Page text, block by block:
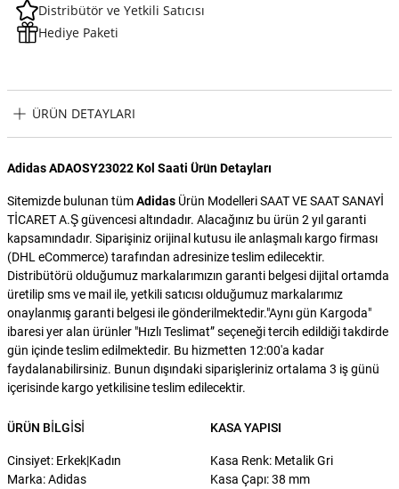
Distribütör ve Yetkili Satıcısı
Hediye Paketi
ÜRÜN DETAYLARI
Adidas ADAOSY23022 Kol Saati Ürün Detayları
Sitemizde bulunan tümAdidas Ürün Modelleri SAAT VE SAAT SANAYİ
TİCARET A.Ş güvencesi altındadır. Alacağınız bu ürün 2 yıl garanti
kapsamındadır. Siparişiniz orijinal kutusu ile anlaşmalı kargo firması
(DHL eCommerce) tarafından adresinize teslim edilecektir.
Distribütörü olduğumuz markalarımızın garanti belgesi dijital ortamda
üretilip sms ve mail ile, yetkili satıcısı olduğumuz markalarımız
onaylanmış garanti belgesi ile gönderilmektedir."Aynı gün Kargoda"
ibaresi yer alan ürünler "Hızlı Teslimat” seçeneği tercih edildiği takdirde
gün içinde teslim edilmektedir. Bu hizmetten 12:00'a kadar
faydalanabilirsiniz. Bunun dışındaki siparişleriniz ortalama 3 iş günü
içerisinde kargo yetkilisine teslim edilecektir.
ÜRÜN BILGISI
Cinsiyet: Erkek|Kadın
Marka: Adidas
KASA YAPISI
Kasa Renk: Metalik Gri
Kasa Çapı: 38 mm